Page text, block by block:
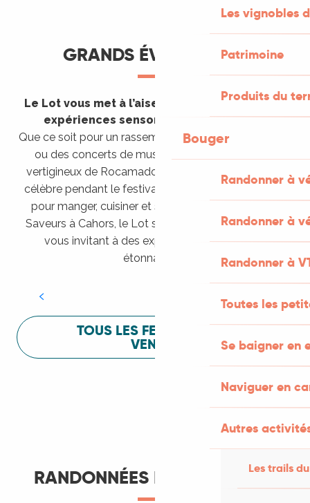
Les vignobles
Patrimoine
Produits du
Bouger
Randonner à
Randonner à
Randonner à
Toutes les
Se baigner en
Naviguer en
Autres
Les trails
GRANDS ÉVÈNEMENTS
Le Lot vous met à l’aise en vous invitant à des
expériences sensorielles étonnantes !
Que ce soit pour un rassemblement de montgolfières
ou des concerts de musique sacrée dans le site
vertigineux de Rocamadour, pour écouter un opéra
célèbre pendant le festival de Saint-Céré ou encore
pour manger, cuisiner et s’amuser pendant Lot of
Saveurs à Cahors, le Lot sait vous mettre à l’aise en
vous invitant à des expériences sensorielles
étonnantes !
Festival Lot of Saveurs
TOUS LES FESTIVALS À
VENIR
RANDONNÉES ET ITINÉRANCE